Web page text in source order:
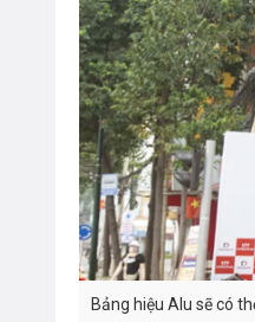
Bảng hiệu Alu sẽ có